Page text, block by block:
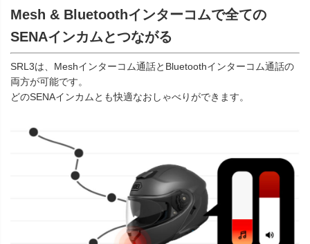
Mesh & Bluetoothインターコムで全ての
SENAインカムとつながる
SRL3は、Meshインターコム通話とBluetoothインターコム通話の
両方が可能です。
どのSENAインカムとも快適なおしゃべりができます。